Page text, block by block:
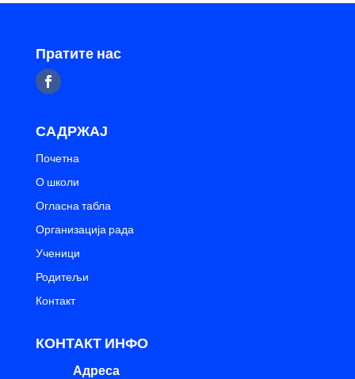
Пратите нас
САДРЖАЈ
Почетна
О школи
Огласна табла
Организација рада
Ученици
Родитељи
Контакт
КОНТАКТ ИНФО
Адреса